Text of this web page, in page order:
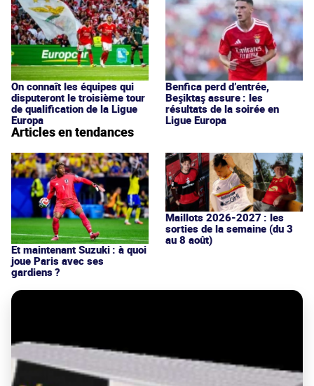
On connaît les équipes qui
disputeront le troisième tour
de qualification de la Ligue
Europa
Benfica perd d’entrée,
Beşiktaş assure : les
résultats de la soirée en
Ligue Europa
Articles en tendances
Et maintenant Suzuki : à quoi
joue Paris avec ses
gardiens ?
Maillots 2026-2027 : les
sorties de la semaine (du 3
au 8 août)